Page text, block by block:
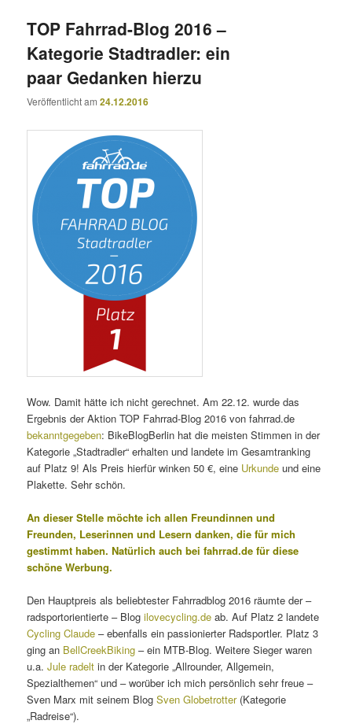
TOP Fahrrad-Blog 2016 –
Kategorie Stadtradler: ein
paar Gedanken hierzu
Veröffentlicht am24.12.2016
Wow. Damit hätte ich nicht gerechnet. Am 22.12. wurde das
Ergebnis der Aktion TOP Fahrrad-Blog 2016 von fahrrad.de
bekanntgegeben: BikeBlogBerlin hat die meisten Stimmen in der
Kategorie „Stadtradler“ erhalten und landete im Gesamtranking
auf Platz 9! Als Preis hierfür winken 50 €, eine Urkunde und eine
Plakette. Sehr schön.
An dieser Stelle möchte ich allen Freundinnen und
Freunden, Leserinnen und Lesern danken, die für mich
gestimmt haben. Natürlich auch bei fahrrad.de für diese
schöne Werbung.
Den Hauptpreis als beliebtester Fahrradblog 2016 räumte der –
radsportorientierte – Blogilovecycling.de ab. Auf Platz 2 landete
Cycling Claude – ebenfalls ein passionierter Radsportler. Platz 3
ging an BellCreekBiking – ein MTB-Blog. Weitere Sieger waren
u.a.Jule radelt in der Kategorie „Allrounder, Allgemein,
Spezialthemen“ und – worüber ich mich persönlich sehr freue –
Sven Marx mit seinem BlogSven Globetrotter(Kategorie
„Radreise“).